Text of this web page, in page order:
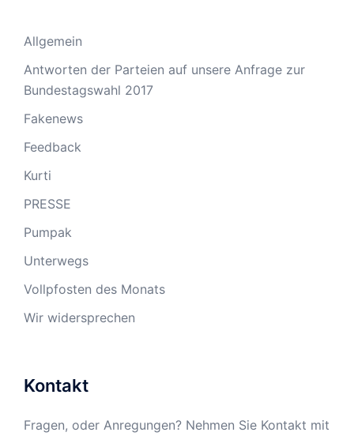
Allgemein
Antworten der Parteien auf unsere Anfrage zur
Bundestagswahl 2017
Fakenews
Feedback
Kurti
PRESSE
Pumpak
Unterwegs
Vollpfosten des Monats
Wir widersprechen
Kontakt
Fragen, oder Anregungen? Nehmen Sie Kontakt mit